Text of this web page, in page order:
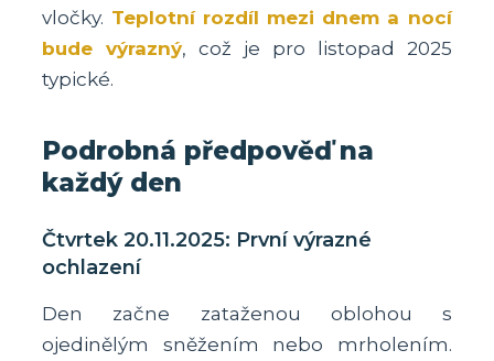
vločky. Teplotní rozdíl mezi dnem a nocí
bude výrazný, což je pro listopad 2025
typické.
Podrobná předpověď na
každý den
Čtvrtek 20.11.2025: První výrazné
ochlazení
Den začne zataženou oblohou s
ojedinělým sněžením nebo mrholením.